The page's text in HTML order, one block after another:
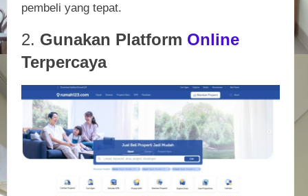
pembeli yang tepat.
2. Gunakan Platform Online
Terpercaya